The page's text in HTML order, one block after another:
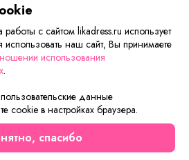
из хлопкового трикотажа. В
с капюшоном и свободные
кроя до середины бедра.
Полочка выполнена
комбинацией тканей, застёжка на
карманами. Брюки на
из однотонного цвета.
покроя, не сковывает
прекрасно подойдёт как для
с сайтом likadress.ru использует
наш сайт, Вы принимаете
использования
.
данные
cookie в настройках браузера.
спасибо